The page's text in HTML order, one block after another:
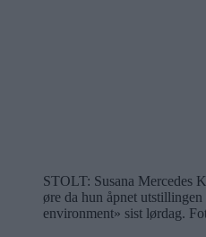
STOLT: Susana Mercedes
øre da hun åpnet
environment» sist lørdag.